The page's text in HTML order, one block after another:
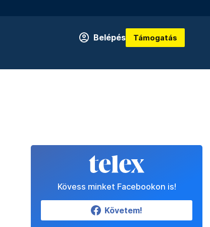
Belépés Támogatás
Kövess minket Facebookon is!
Követem!